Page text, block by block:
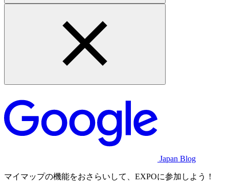
Japan Blog
マイマップの機能をおさらいして、EXPOに参加しよう！